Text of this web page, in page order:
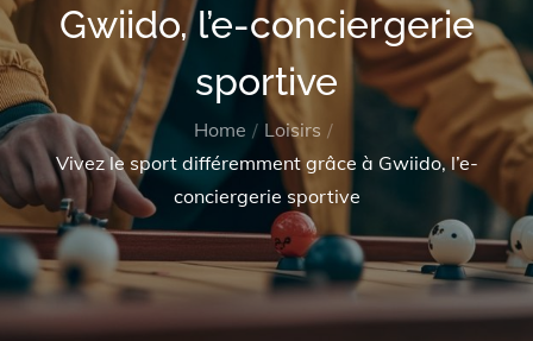
Gwiido, l’e-conciergerie
sportive
Home
Loisirs
Vivez le sport différemment grâce à Gwiido, l’e-
conciergerie sportive